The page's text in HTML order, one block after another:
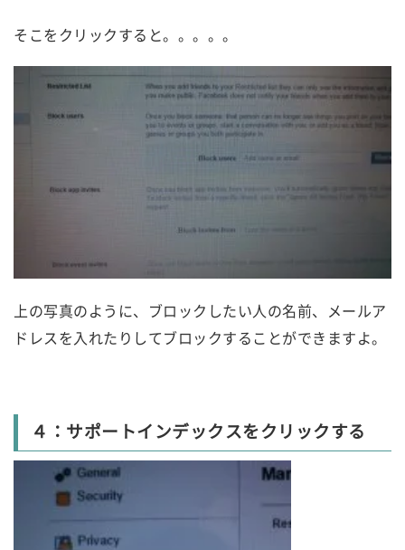
そこをクリックすると。。。。。
上の写真のように、ブロックしたい人の名前、メールア
ドレスを入れたりしてブロックすることができますよ。
４：サポートインデックスをクリックする